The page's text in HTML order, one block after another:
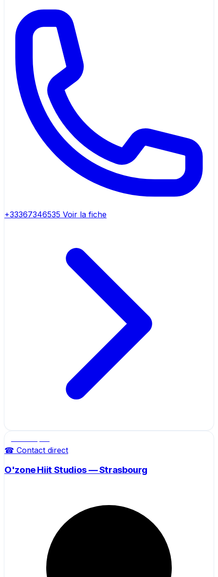
+33367346535 Voir la fiche
☎ Contact direct
O'zone Hiit Studios — Strasbourg